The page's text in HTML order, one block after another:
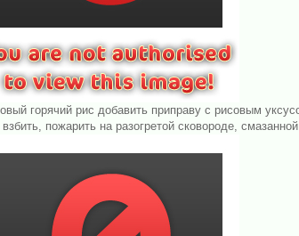
горячий рис добавить приправу с рисовым
пожарить на разогретой сковороде,